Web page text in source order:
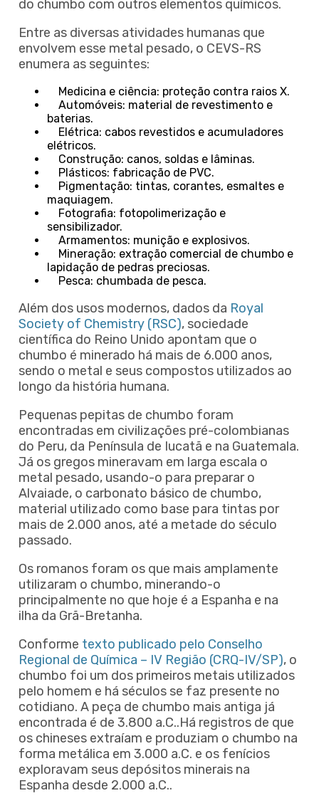
do chumbo com outros elementos químicos.
Entre as diversas atividades humanas que
envolvem esse metal pesado, o CEVS-RS
enumera as seguintes:
Medicina e ciência: proteção contra raios X.
Automóveis: material de revestimento e
baterias.
Elétrica: cabos revestidos e acumuladores
elétricos.
Construção: canos, soldas e lâminas.
Plásticos: fabricação de PVC.
Pigmentação: tintas, corantes, esmaltes e
maquiagem.
Fotografia: fotopolimerização e
sensibilizador.
Armamentos: munição e explosivos.
Mineração: extração comercial de chumbo e
lapidação de pedras preciosas.
Pesca: chumbada de pesca.
Além dos usos modernos, dados da Royal
Society of Chemistry (RSC), sociedade
científica do Reino Unido apontam que o
chumbo é minerado há mais de 6.000 anos,
sendo o metal e seus compostos utilizados ao
longo da história humana.
Pequenas pepitas de chumbo foram
encontradas em civilizações pré-colombianas
do Peru, da Península de Iucatã e na Guatemala.
Já os gregos mineravam em larga escala o
metal pesado, usando-o para preparar o
Alvaiade, o carbonato básico de chumbo,
material utilizado como base para tintas por
mais de 2.000 anos, até a metade do século
passado.
Os romanos foram os que mais amplamente
utilizaram o chumbo, minerando-o
principalmente no que hoje é a Espanha e na
ilha da Grã-Bretanha.
Conforme texto publicado pelo Conselho
Regional de Química – IV Região (CRQ-IV/SP), o
chumbo foi um dos primeiros metais utilizados
pelo homem e há séculos se faz presente no
cotidiano. A peça de chumbo mais antiga já
encontrada é de 3.800 a.C..Há registros de que
os chineses extraíam e produziam o chumbo na
forma metálica em 3.000 a.C. e os fenícios
exploravam seus depósitos minerais na
Espanha desde 2.000 a.C..